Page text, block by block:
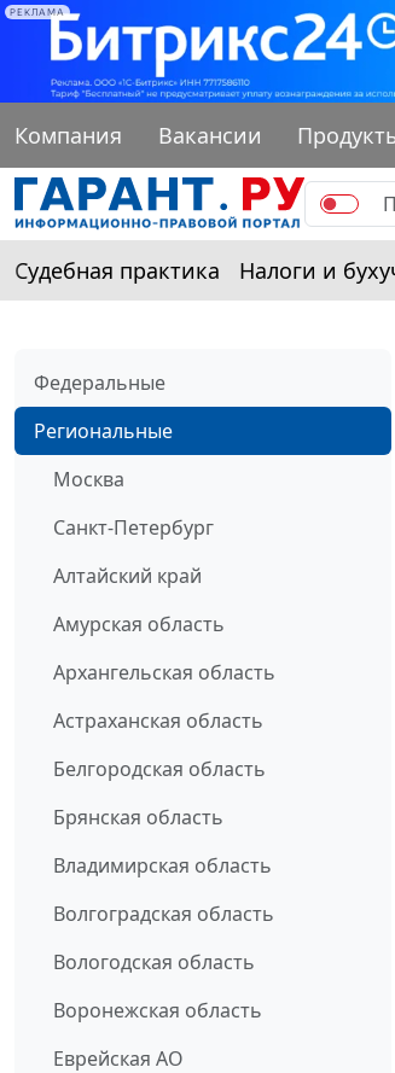
РЕКЛАМА
Компания Вакансии
Судебная практика Налоги и
Федеральные
Региональные
Москва
Санкт-Петербург
Алтайский край
Амурская область
Архангельская область
Астраханская область
Белгородская область
Брянская область
Владимирская область
Волгоградская область
Вологодская область
Воронежская область
Еврейская АО